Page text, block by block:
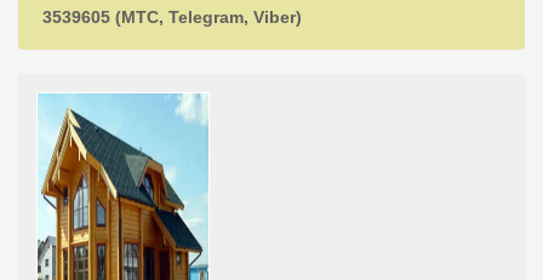
3539605 (МТС, Telegram, Viber)